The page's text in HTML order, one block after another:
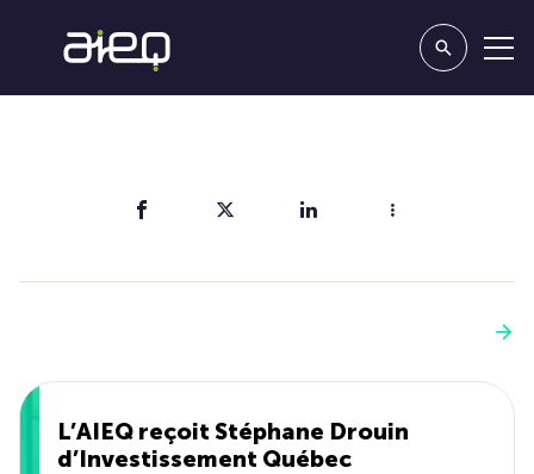
L’AIEQ reçoit Stéphane Drouin
d’Investissement Québec